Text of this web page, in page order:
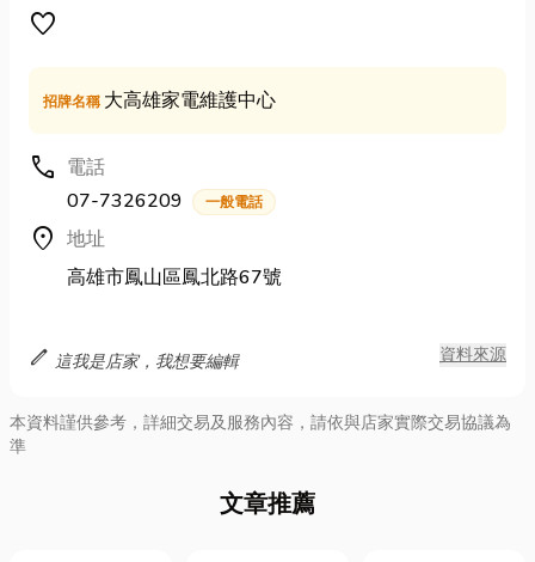
favorite
招牌名稱 大高雄家電維護中心
call 電話
07-7326209
一般電話
location_on 地址
高雄市鳳山區鳳北路67號
edit 這我是店家，我想要編輯 資料來源
本資料謹供參考，詳細交易及服務內容，請依與店家實際交易協議為
準
文章推薦